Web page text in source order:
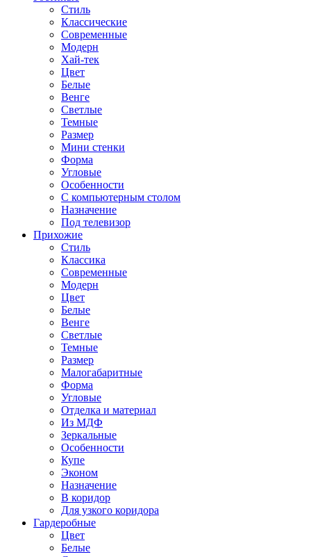
Стиль
Классические
Современные
Модерн
Хай-тек
Цвет
Белые
Венге
Светлые
Темные
Размер
Мини стенки
Форма
Угловые
Особенности
С компьютерным столом
Назначение
Под телевизор
Прихожие
Стиль
Классика
Современные
Модерн
Цвет
Белые
Венге
Светлые
Темные
Размер
Малогабаритные
Форма
Угловые
Отделка и материал
Из МДФ
Зеркальные
Особенности
Купе
Эконом
Назначение
В коридор
Для узкого коридора
Гардеробные
Цвет
Белые